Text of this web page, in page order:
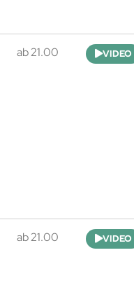
ab 21.00 VIDEO
ab 21.00 VIDEO